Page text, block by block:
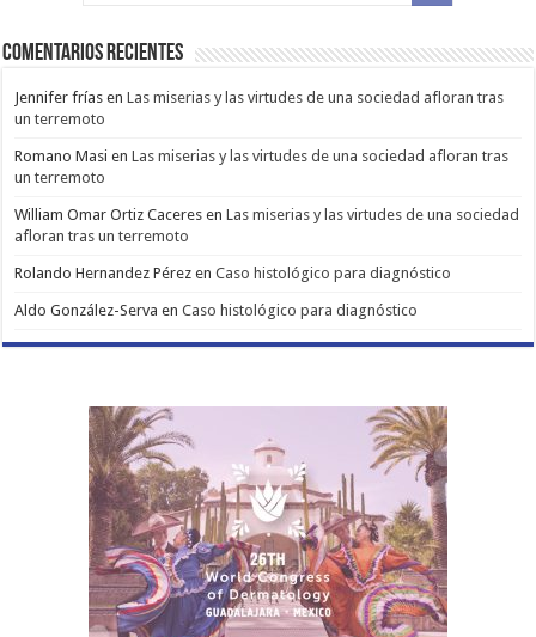
Comentarios Recientes
Jennifer frías enLas miserias y las virtudes de una sociedad afloran tras
un terremoto
Romano Masi enLas miserias y las virtudes de una sociedad afloran tras
un terremoto
William Omar Ortiz Caceres enLas miserias y las virtudes de una sociedad
afloran tras un terremoto
Rolando Hernandez Pérez enCaso histológico para diagnóstico
Aldo González-Serva enCaso histológico para diagnóstico